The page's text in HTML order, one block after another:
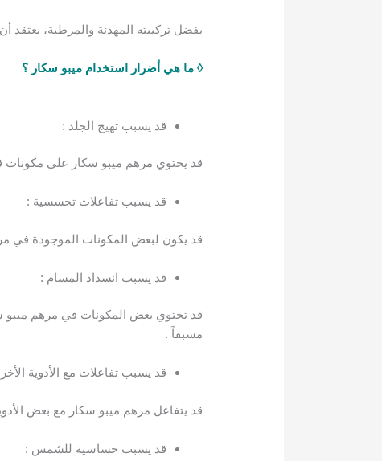
بفضل تركيبته المهدئة والمرطبة،
◊ ما هي أضرار استخدام ميبو سكار ؟
قد يسبب تهيج الجلد :
قد يحتوي مرهم ميبو سكار على
قد يسبب تفاعلات تحسسية :
قد يكون لبعض المكونات الموجودة في
قد يسبب انسداد المسام :
قد تحتوي بعض المكونات في مرهم ميبو
مسبقاً .
قد يسبب تفاعلات مع الأدوية
قد يتفاعل مرهم ميبو سكار مع بعض
قد يسبب حساسية للشمس :